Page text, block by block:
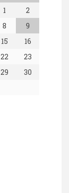
1
2
8
9
15
16
22
23
29
30